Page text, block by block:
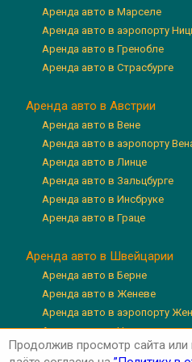
Аренда авто в Марселе
Аренда авто в аэропорту
Аренда авто в Гренобле
Аренда авто в Страсбурге
Аренда авто в Австрии
Аренда авто в Вене
Аренда авто в аэропорту
Аренда авто в Линце
Аренда авто в Зальцбурге
Аренда авто в Инсбруке
Аренда авто в Граце
Аренда авто в Швейцарии
Аренда авто в Берне
Аренда авто в Женеве
Аренда авто в аэропорту
Аренда авто в Цюрихе
Аренда авто в аэропорту
Продолжив просмотр сайта или